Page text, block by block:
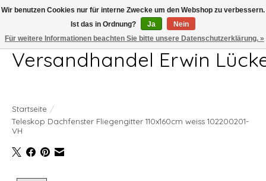
Telefon 04407 715872 MO-DO 7.00-17.00Uhr FR 7.00-13.00Uhr
Versandhandel Erwin
Startseite /
Teleskop Dachfenster Fliegengitter 110x160cm weiss 102200201-
VH
Wir benutzen Cookies nur für interne Zwecke um den Webshop zu verbessern.
Ist das in Ordnung?
Ja
Nein
Für weitere Informationen beachten Sie bitte unsere Datenschutzerklärung. »